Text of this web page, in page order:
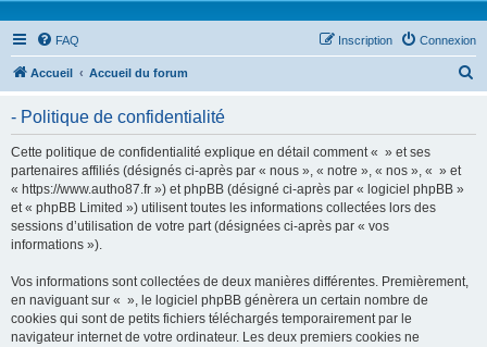
FAQ Connexion
Inscription
Accueil Accueil du forum
- Politique de confidentialité
Cette politique de confidentialité explique en détail comment « » et ses
partenaires affiliés (désignés ci-après par « nous », « notre », « nos », « » et
« https://www.autho87.fr ») et phpBB (désigné ci-après par « logiciel phpBB »
et « phpBB Limited ») utilisent toutes les informations collectées lors des
sessions d’utilisation de votre part (désignées ci-après par « vos
informations »).
Vos informations sont collectées de deux manières différentes. Premièrement,
en naviguant sur « », le logiciel phpBB génèrera un certain nombre de
cookies qui sont de petits fichiers téléchargés temporairement par le
navigateur internet de votre ordinateur. Les deux premiers cookies ne